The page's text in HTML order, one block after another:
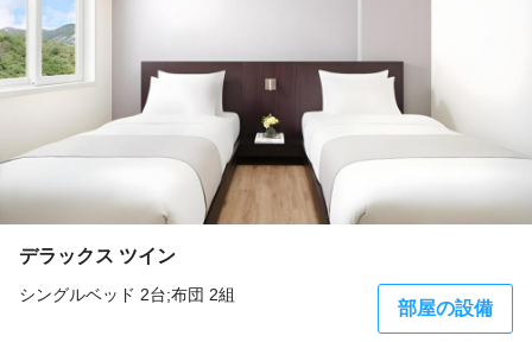
デラックス ツイン
シングルベッド 2台;布団 2組
部屋の設備